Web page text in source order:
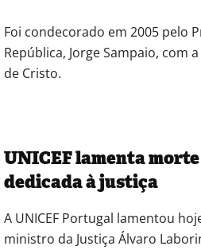
Foi condecorado em 2005 pelo
República, Jorge Sampaio, com
de Cristo.
UNICEF lamenta
dedicada à justiça
A UNICEF Portugal lamentou
ministro da Justiça Álvaro